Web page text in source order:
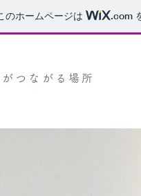
のホームページは .com
つながる場所